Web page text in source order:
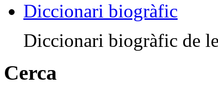
Diccionari biogràfic
Diccionari biogràfic de
Cerca